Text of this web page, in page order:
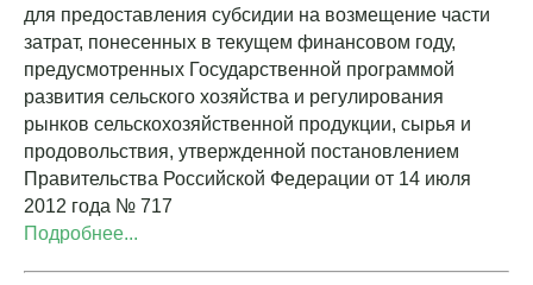
для предоставления субсидии на возмещение части
затрат, понесенных в текущем финансовом году,
предусмотренных Государственной программой
развития сельского хозяйства и регулирования
рынков сельскохозяйственной продукции, сырья и
продовольствия, утвержденной постановлением
Правительства Российской Федерации от 14 июля
2012 года № 717
Подробнее...